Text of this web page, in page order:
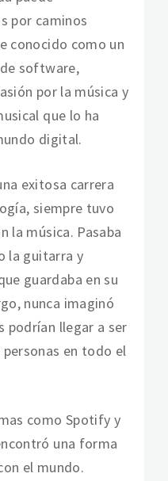
por caminos
conocido como un
software,
por la música y
que lo ha
digital.
exitosa carrera
siempre tuvo
la música. Pasaba
la guitarra y
guardaba en su
nunca imaginó
podrían llegar a ser
en todo el
como Spotify y
una forma
el mundo.